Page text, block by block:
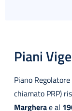
Piani
Piano
chiamato PRP)
Margherae al